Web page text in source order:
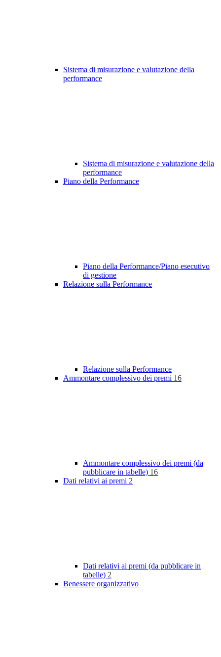
Sistema di misurazione e valutazione della
performance
Sistema di misurazione e valutazione della
performance
Piano della Performance
Piano della Performance/Piano esecutivo
di gestione
Relazione sulla Performance
Relazione sulla Performance
Ammontare complessivo dei premi 16
Ammontare complessivo dei premi (da
pubblicare in tabelle) 16
Dati relativi ai premi 2
Dati relativi ai premi (da pubblicare in
tabelle) 2
Benessere organizzativo